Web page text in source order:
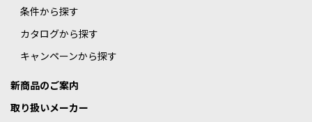
条件から探す
カタログから探す
キャンペーンから探す
新商品のご案内
取り扱いメーカー